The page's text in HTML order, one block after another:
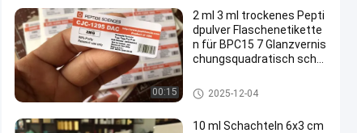
00:15
2 ml 3 ml trockenes Pepti
dpulver Flaschenetikette
n für BPC15 7 Glanzvernis
chungsquadratisch schar
Glasphiolen-Aufkleber
2025-12-04
10 ml Schachteln 6x3 cm